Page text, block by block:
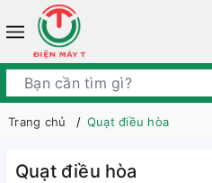
Trang chủ Quạt điều hòa
Quạt điều hòa